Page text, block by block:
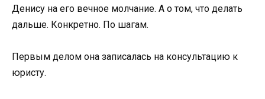
Денису на его вечное молчание. А о том, что делать
дальше. Конкретно. По шагам.
Первым делом она записалась на консультацию к
юристу.